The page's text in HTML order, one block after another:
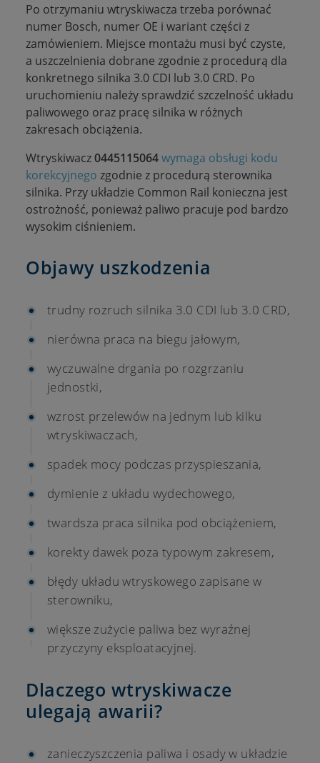
Po otrzymaniu wtryskiwacza trzeba porównać
numer Bosch, numer OE i wariant części z
zamówieniem. Miejsce montażu musi być czyste,
a uszczelnienia dobrane zgodnie z procedurą dla
konkretnego silnika 3.0 CDI lub 3.0 CRD. Po
uruchomieniu należy sprawdzić szczelność układu
paliwowego oraz pracę silnika w różnych
zakresach obciążenia.
Wtryskiwacz0445115064wymaga obsługi kodu
korekcyjnego zgodnie z procedurą sterownika
silnika. Przy układzie Common Rail konieczna jest
ostrożność, ponieważ paliwo pracuje pod bardzo
wysokim ciśnieniem.
Objawy uszkodzenia
trudny rozruch silnika 3.0 CDI lub 3.0 CRD,
nierówna praca na biegu jałowym,
wyczuwalne drgania po rozgrzaniu
jednostki,
wzrost przelewów na jednym lub kilku
wtryskiwaczach,
spadek mocy podczas przyspieszania,
dymienie z układu wydechowego,
twardsza praca silnika pod obciążeniem,
korekty dawek poza typowym zakresem,
błędy układu wtryskowego zapisane w
sterowniku,
większe zużycie paliwa bez wyraźnej
przyczyny eksploatacyjnej.
Dlaczego wtryskiwacze
ulegają awarii?
zanieczyszczenia paliwa i osady w układzie